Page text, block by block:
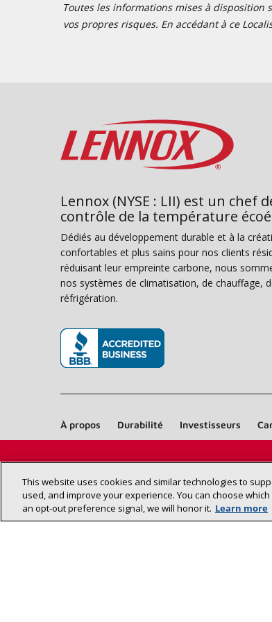
Toutes les informations mises à
vos propres risques. En accédant à ce
Lennox (NYSE : LII) est un chef
contrôle de la température
Dédiés au développement durable et à la
confortables et plus sains pour nos clients
réduisant leur empreinte carbone, nous
nos systèmes de climatisation, de chauffage,
réfrigération.
À propos Durabilité Investisseurs
This website uses cookies and similar technologies to
used, and improve your experience. You can choose
an opt‑out preference signal, we will honor it. Learn more